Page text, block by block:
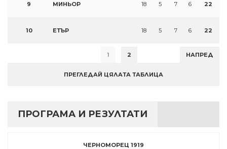
9 МИНЬОР 18 5 7 6 22
10 ЕТЪР 18 5 7 6 22
1 2 НАПРЕД
ПРЕГЛЕДАЙ ЦЯЛАТА ТАБЛИЦА
ПРОГРАМА И РЕЗУЛТАТИ
ЧЕРНОМОРЕЦ 1919